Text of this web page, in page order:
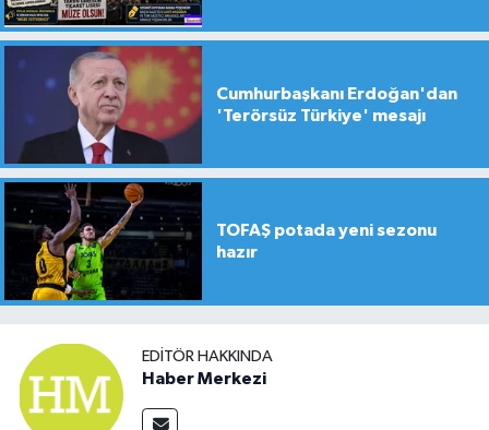
Cumhurbaşkanı Erdoğan'dan
'Terörsüz Türkiye' mesajı
TOFAŞ potada yeni sezonu
hazır
EDITÖR HAKKINDA
Haber Merkezi